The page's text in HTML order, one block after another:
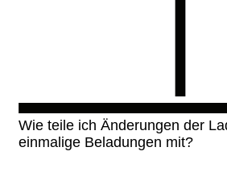
Wie teile ich Änderungen der
einmalige Beladungen mit?